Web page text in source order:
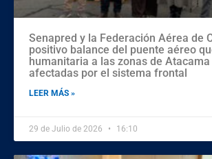
Senapred y la Federación Aérea de
positivo balance del puente aéreo
humanitaria a las zonas de
afectadas por el sistema frontal
LEER MÁS »
29 de Julio de 2026 16:10